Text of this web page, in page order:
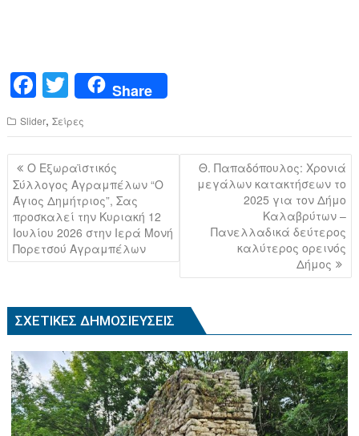
F
a
c
e
b
o
o
k
T
wi
tt
er
Share
Slider,Σείρες
Πλοήγηση
άρθρων
Ο Εξωραϊστικός
Σύλλογος Αγραμπέλων “Ο
Άγιος Δημήτριος”, Σας
προσκαλεί την Κυριακή 12
Ιουλίου 2026 στην Ιερά Μονή
Πορετσού Αγραμπέλων
Θ. Παπαδόπουλος: Χρονιά
μεγάλων κατακτήσεων το
2025 για τον Δήμο
Καλαβρύτων –
Πανελλαδικά δεύτερος
καλύτερος ορεινός
Δήμος
ΣΧΕΤΙΚΈΣ ΔΗΜΟΣΙΕΎΣΕΙΣ